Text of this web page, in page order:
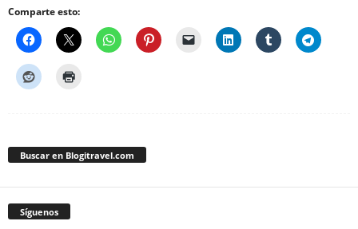
Comparte esto:
Buscar en Blogitravel.com
Síguenos